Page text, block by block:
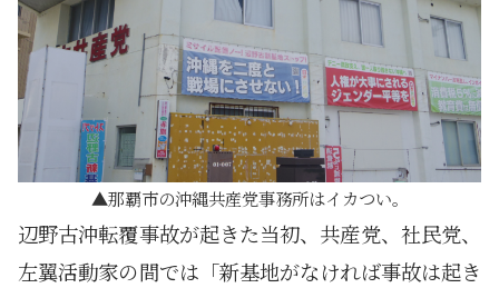
那覇市の沖縄共産党事務所はイカつい。
辺野古沖転覆事故が起きた当初、共産党、社民党、
左翼活動家の間では「新基地がなければ事故は起き